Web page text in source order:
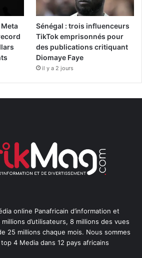
Sénégal : trois influenceurs
TikTok emprisonnés pour
des publications critiquant
Diomaye Faye
il y a 2 jours
online Panafricain d’information et
d’utilisateurs, 8 millions des vues
25 millions chaque mois. Nous sommes
4 Media dans 12 pays africains